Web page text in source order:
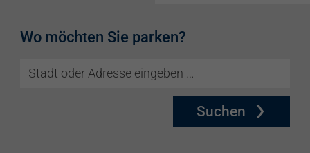
Wo möchten Sie parken?
Suchen